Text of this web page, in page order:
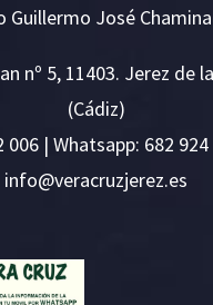
Guillermo José
nº 5, 11403. Jerez de
(Cádiz)
006 | Whatsapp: 682 924
se.ze
rejzu
rcare
v@ofn
i